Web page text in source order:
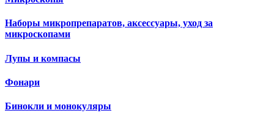
Наборы микропрепаратов, аксессуары, уход за
микроскопами
Лупы и компасы
Фонари
Бинокли и монокуляры